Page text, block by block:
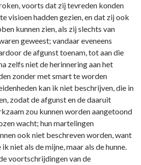
voorts dat zij tevreden konden
visioen hadden gezien, en dat zij ook
kunnen zien, als zij slechts van
geweest; vandaar eveneens
de afgunst toenam, tot aan die
zelfs niet de herinnering aan het
zonder met smart te worden
kan ik niet beschrijven, die in
zodat de afgunst en de daaruit
zou kunnen worden aangetoond
wacht; hun martelingen
ook niet beschreven worden, want
niet als de mijne, maar als de hunne.
voortschrijdingen van de